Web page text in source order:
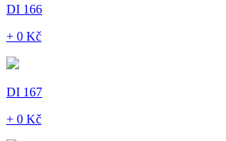
DI 166
+ 0 Kč
DI 167
+ 0 Kč